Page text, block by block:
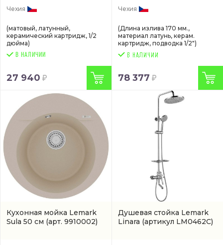
Чехия
(матовый, латунный,
керамический картридж, 1/2
дюйма)
В НАЛИЧИИ
27 940
Чехия
(Длина излива 170 мм.,
материал латунь, керам.
картридж, подводка 1/2")
78 377
Кухонная мойка Lemark
Sula 50 см (арт. 9910002)
Душевая стойка Lemark
Linara (артикул LM0462C)